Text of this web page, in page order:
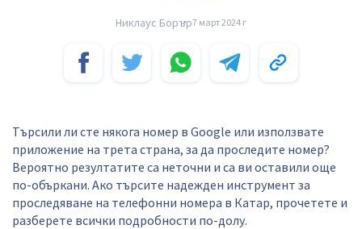
Никлаус Борър7 март 2024 г
Търсили ли сте някога номер в Google или използвате
приложение на трета страна, за да проследите номер?
Вероятно резултатите са неточни и са ви оставили още
по-объркани. Ако търсите надежден инструмент за
проследяване на телефонни номера в Катар, прочетете и
разберете всички подробности по-долу.